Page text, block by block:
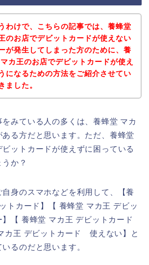
わけで、こちらの記事では、養蜂堂
のお店でデビットカードが使えない
が発生してしまった方のために、養
カ王のお店でデビットカードが使え
になるための方法をご紹介させてい
ました。
みている人の多くは、養蜂堂 マカ
る方だと思います。ただ、養蜂堂
ットカードが使えずに困っている
か？
身のスマホなどを利用して、【養
トカード】【 養蜂堂 マカ王 デビッ
【 養蜂堂 マカ王 デビットカード
カ王 デビットカード 使えない】と
るのだと思います。